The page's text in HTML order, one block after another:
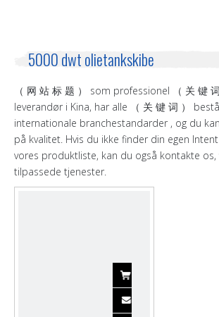
5000 dwt olietankskibe
（ 网 站 标 题 ） som professionel （ 关 键
leverandør i Kina, har alle （ 关 键 词 ）
internationale branchestandarder , og du
på kvalitet. Hvis du ikke finder din egen
vores produktliste, kan du også kontakte os,
tilpassede tjenester.